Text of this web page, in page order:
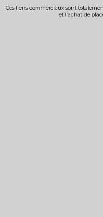
Ces liens commerciaux sont
et l'achat de